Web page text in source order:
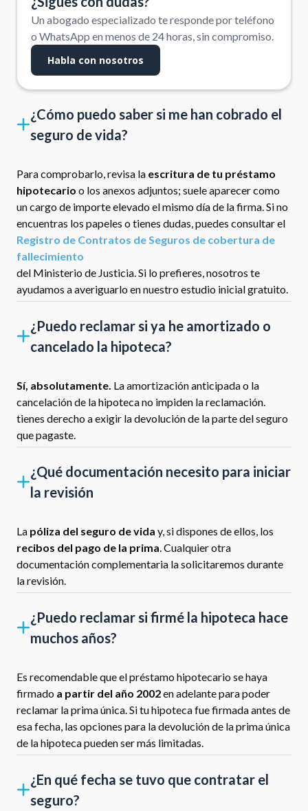
Un abogado especializado te responde por teléfono
o WhatsApp en menos de 24 horas, sin compromiso.
Habla con nosotros
¿Cómo puedo saber si me han cobrado el
seguro de vida?
Para comprobarlo, revisa la escritura de tu préstamo
hipotecario o los anexos adjuntos; suele aparecer como
un cargo de importe elevado el mismo día de la firma. Si no
encuentras los papeles o tienes dudas, puedes consultar el
Registro de Contratos de Seguros de cobertura de
fallecimiento
del Ministerio de Justicia. Si lo prefieres, nosotros te
ayudamos a averiguarlo en nuestro estudio inicial gratuito.
¿Puedo reclamar si ya he amortizado o
cancelado la hipoteca?
Sí, absolutamente. La amortización anticipada o la
cancelación de la hipoteca no impiden la reclamación.
tienes derecho a exigir la devolución de la parte del seguro
que pagaste.
¿Qué documentación necesito para iniciar
la revisión
La póliza del seguro de vida y, si dispones de ellos, los
recibos del pago de la prima. Cualquier otra
documentación complementaria la solicitaremos durante
la revisión.
¿Puedo reclamar si firmé la hipoteca hace
muchos años?
Es recomendable que el préstamo hipotecario se haya
firmado a partir del año 2002en adelante para poder
reclamar la prima única. Si tu hipoteca fue firmada antes de
esa fecha, las opciones para la devolución de la prima única
de la hipoteca pueden ser más limitadas.
¿En qué fecha se tuvo que contratar el
seguro?